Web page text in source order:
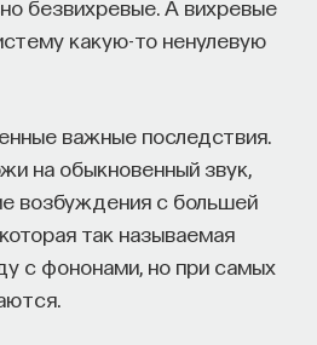
безвихревые. А вихревые
какую-то ненулевую
важные последствия.
на обыкновенный звук,
возбуждения с большей
так называемая
с фононами, но при самых